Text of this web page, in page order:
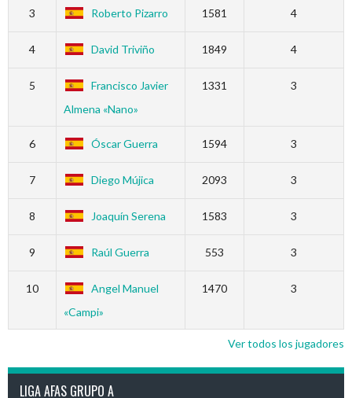
3 Roberto Pizarro 1581 4
4 David Triviño 1849 4
5
Francisco Javier
Almena «Nano»
1331 3
6 Óscar Guerra 1594 3
7 Diego Mújica 2093 3
8 Joaquín Serena 1583 3
9 Raúl Guerra 553 3
10
Angel Manuel
«Campi»
1470 3
Ver todos los jugadores
LIGA AFAS GRUPO A